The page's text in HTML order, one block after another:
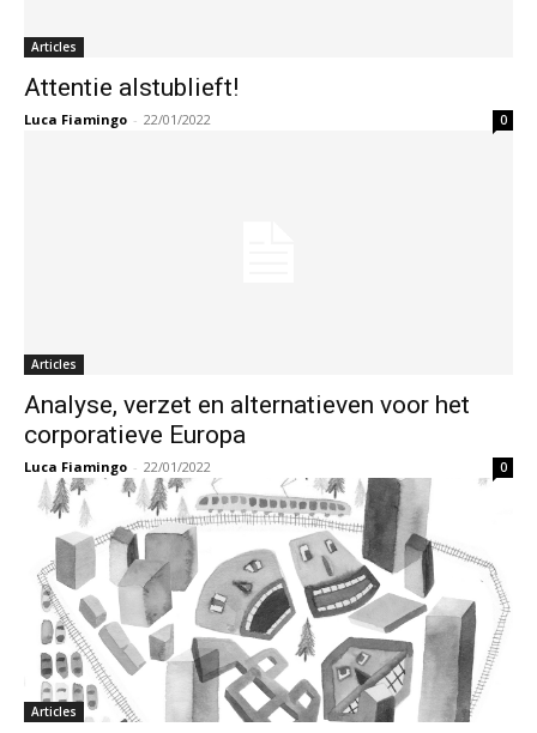
Articles
Attentie alstublieft!
Luca Fiamingo - 22/01/2022 0
Articles
Analyse, verzet en alternatieven voor het
corporatieve Europa
Luca Fiamingo - 22/01/2022 0
Articles